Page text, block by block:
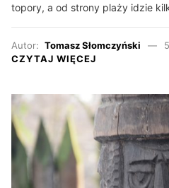
topory, a od strony plaży idzie
Autor: Tomasz Słomczyński
CZYTAJ WIĘCEJ